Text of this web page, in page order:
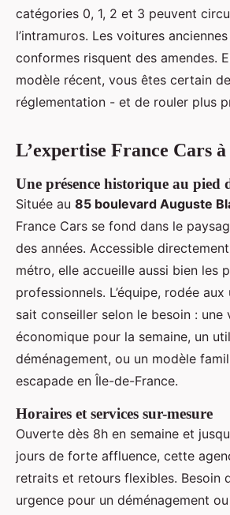
catégories 0, 1, 2 et 3 peuvent
l’intramuros. Les voitures
conformes risquent des amendes.
modèle récent, vous êtes certain
réglementation - et de rouler plus
L’expertise France Cars
Une présence historique au pied
Située au 85 boulevard Auguste
France Cars se fond dans le
des années. Accessible
métro, elle accueille aussi bien les
professionnels. L’équipe, rodée
sait conseiller selon le besoin : une
économique pour la semaine, un
déménagement, ou un modèle
escapade en Île-de-France.
Horaires et services sur-mesure
Ouverte dès 8h en semaine et
jours de forte affluence, cette
retraits et retours flexibles. Besoin
urgence pour un déménagement